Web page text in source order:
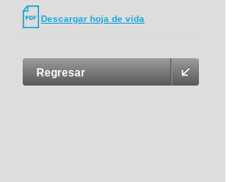
Descargar hoja de vida
Regresar